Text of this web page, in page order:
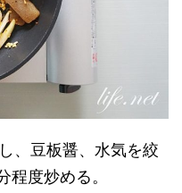
、豆板醤、水気を絞
程度炒める。